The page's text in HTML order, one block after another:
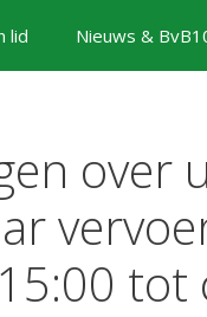
lid Nieuws &
over
tot